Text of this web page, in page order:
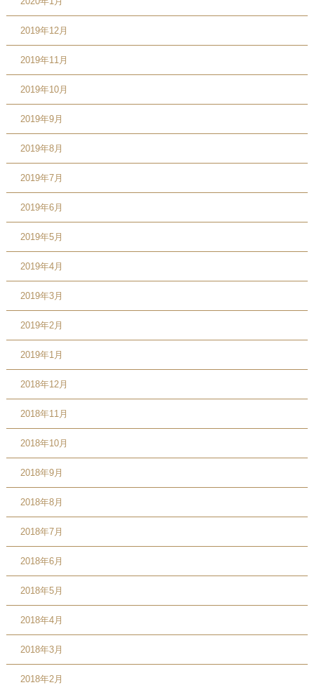
2019年12月
2019年11月
2019年10月
2019年9月
2019年8月
2019年7月
2019年6月
2019年5月
2019年4月
2019年3月
2019年2月
2019年1月
2018年12月
2018年11月
2018年10月
2018年9月
2018年8月
2018年7月
2018年6月
2018年5月
2018年4月
2018年3月
2018年2月